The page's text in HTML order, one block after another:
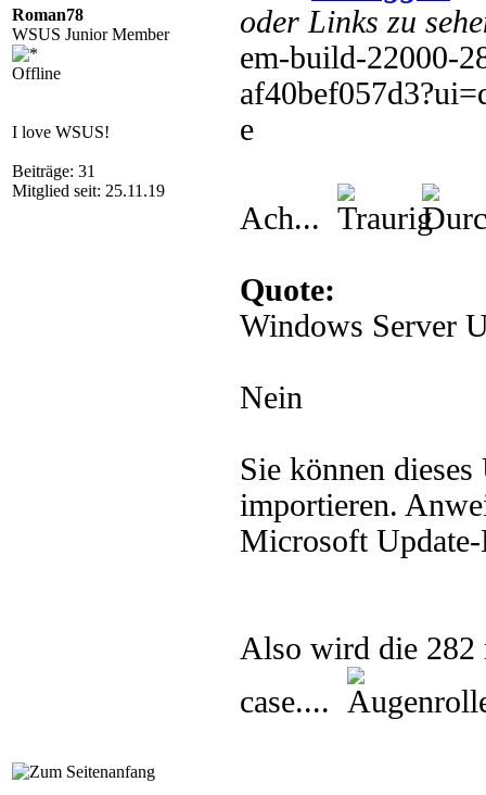
Roman78
WSUS Junior Member
Offline
I love WSUS!
Beiträge: 31
Mitglied seit: 25.11.19
oder Links zu
em-build-22000-
e
Ach...
Quote:
Windows Server
Nein
Sie können
importieren.
Microsoft
Also wird die 282
case....